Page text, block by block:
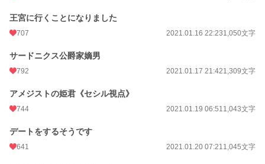
王宮に行くことになりました
707 2021.01.16 22:231,050文字
サードニクス公爵家嫡男
792 2021.01.17 21:421,309文字
アメジストの姫君《セシル視点》
744 2021.01.19 06:511,043文字
デートをするそうです
641 2021.01.20 07:211,045文字